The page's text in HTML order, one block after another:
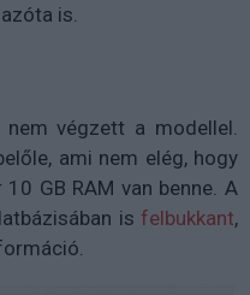
is.
végzett a modellel.
ami nem elég, hogy
GB RAM van benne. A
is felbukkant,